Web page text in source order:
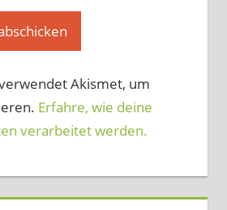
Akismet, um
Erfahre, wie deine
verarbeitet werden.